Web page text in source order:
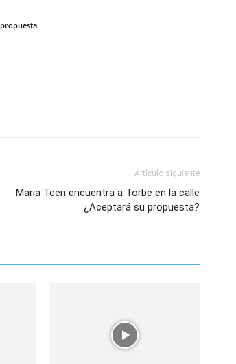
propuesta
Artículo siguiente
Maria Teen encuentra a Torbe en la calle
¿Aceptará su propuesta?